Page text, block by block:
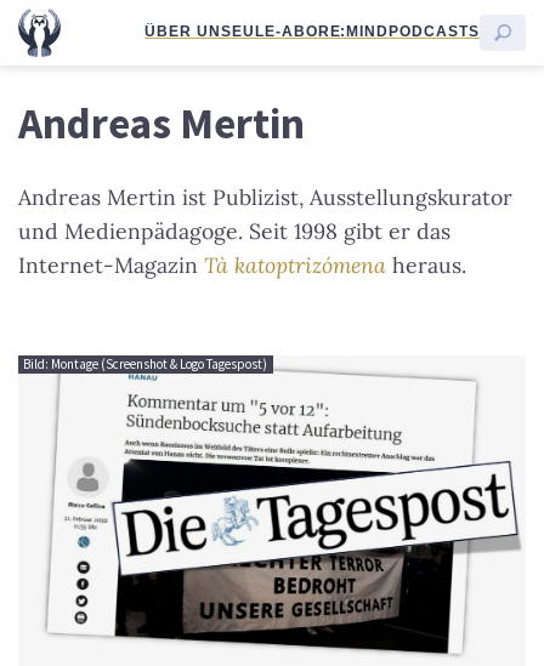
ÜBER UNSEULE-ABORE:MINDPODCASTS
Andreas Mertin
Andreas Mertin ist Publizist, Ausstellungskurator
und Medienpädagoge. Seit 1998 gibt er das
Internet-Magazin Tà katoptrizómena heraus.
Bild: Montage (Screenshot & Logo Tagespost)